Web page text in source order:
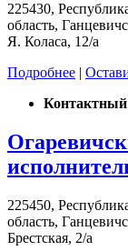
225430,
область,
Я. Коласа, 12/а
Подробнее |
Контактный
225450,
область,
Брестская, 2/а